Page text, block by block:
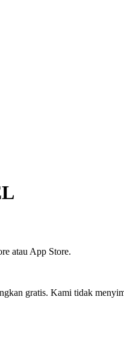
atau App Store.
gratis. Kami tidak